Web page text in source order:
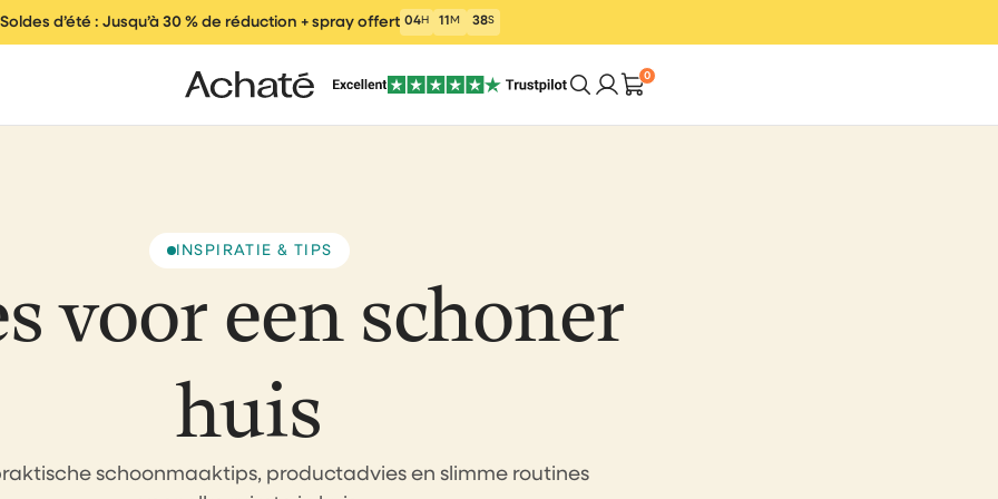
Soldes d’été : Jusqu’à 30 % de réduction + spray offert 04H 11 M 37S
poussière
Mop électrique
Propre et Frais
de temps. Avec
0
INSPIRATIE & TIPS
voor een schoner
huis
schoonmaaktips, productadvies en slimme routines